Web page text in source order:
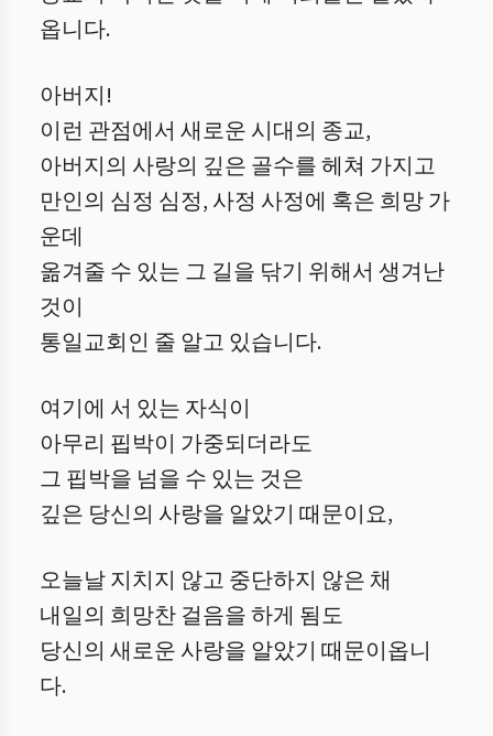
옵니다.
아버지!
이런 관점에서 새로운 시대의 종교,
아버지의 사랑의 깊은 골수를 헤쳐 가지고
만인의 심정 심정, 사정 사정에 혹은 희망 가
운데
옮겨줄 수 있는 그 길을 닦기 위해서 생겨난
것이
통일교회인 줄 알고 있습니다.
여기에 서 있는 자식이
아무리 핍박이 가중되더라도
그 핍박을 넘을 수 있는 것은
깊은 당신의 사랑을 알았기 때문이요,
오늘날 지치지 않고 중단하지 않은 채
내일의 희망찬 걸음을 하게 됨도
당신의 새로운 사랑을 알았기 때문이옵니
다.